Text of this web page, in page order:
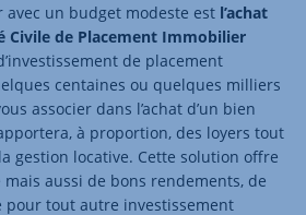
un budget modeste est l’achat
Civile de Placement Immobilier
de placement
centaines ou quelques milliers
associer dans l’achat d’un bien
à proportion, des loyers tout
gestion locative. Cette solution offre
aussi de bons rendements, de
pour tout autre investissement